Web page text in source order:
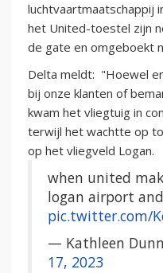
luchtvaartmaatschappij
het United-toestel zijn
de gate en omgeboekt
Delta meldt: "Hoewel
bij onze klanten of
kwam het vliegtuig in
terwijl het wachtte op
op het vliegveld Logan.
when united
logan airport
pic.twitter.com/
— Kathleen
17, 2023